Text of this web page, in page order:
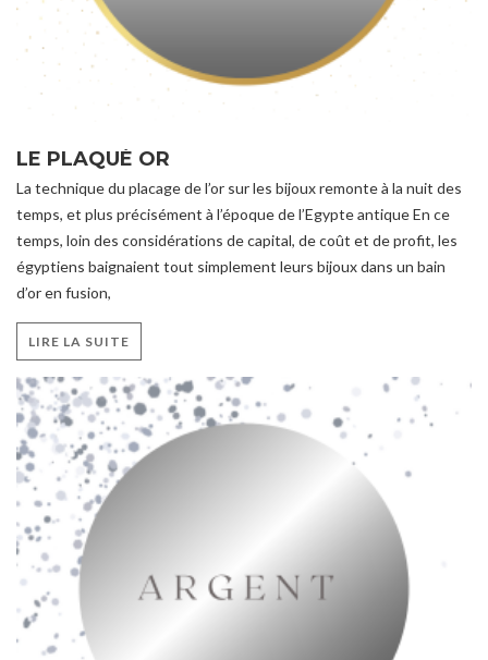
LE PLAQUÉ OR
La technique du placage de l’or sur les bijoux remonte à la nuit des
temps, et plus précisément à l’époque de l’Egypte antique En ce
temps, loin des considérations de capital, de coût et de profit, les
égyptiens baignaient tout simplement leurs bijoux dans un bain
d’or en fusion,
LIRE LA SUITE